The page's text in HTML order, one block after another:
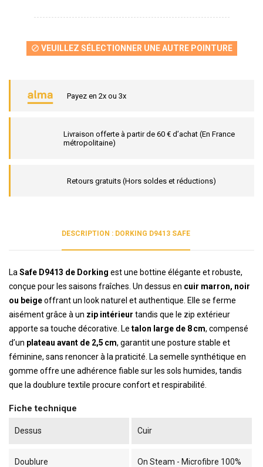
 VEUILLEZ SÉLECTIONNER UNE AUTRE POINTURE
Payez en 2x ou 3x
Livraison offerte à partir de 60 € d’achat (En France
métropolitaine)
Retours gratuits (Hors soldes et réductions)
DESCRIPTION : DORKING D9413 SAFE
LaSafe D9413 de Dorking est une bottine élégante et robuste,
conçue pour les saisons fraîches. Un dessus en cuir marron, noir
ou beigeoffrant un look naturel et authentique. Elle se ferme
aisément grâce à un zip intérieur tandis que le zip extérieur
apporte sa touche décorative. Le talon large de 8 cm, compensé
d’un plateau avant de 2,5 cm, garantit une posture stable et
féminine, sans renoncer à la praticité. La semelle synthétique en
gomme offre une adhérence fiable sur les sols humides, tandis
que la doublure textile procure confort et respirabilité.
Fiche technique
Dessus Cuir
Doublure On Steam - Microfibre 100%